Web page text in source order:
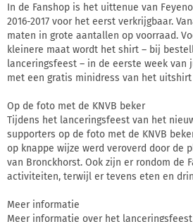
In de Fanshop is het uittenue van
2016-2017 voor het eerst verkrijgbaar.
maten in grote aantallen op voorraad.
kleinere maat wordt het shirt – bij
lanceringsfeest – in de eerste week van
met een gratis minidress van het
Op de foto met de KNVB beker
Tijdens het lanceringsfeest van het
supporters op de foto met de KNVB
op knappe wijze werd veroverd door de
van Bronckhorst. Ook zijn er rondom de
activiteiten, terwijl er tevens eten en
Meer informatie
Meer informatie over het